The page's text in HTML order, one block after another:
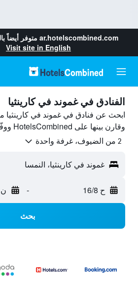
ar.hotelscombined.com متوفر أيضاً
Visit site in English
الفنادق في غموند في كارينثيا
ابحث عن فنادق في غموند في كارينثيا
وقارن بينها على HotelsCombined ووفّر.
2 من الضيوف، غرفة واحدة
غموند في كارينثيا، النمسا
ح 16/8 - ن 17/8
بحث